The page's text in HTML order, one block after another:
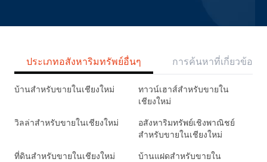
ประเภทอสังหาริมทรัพย์อื่นๆ การค้นหาที่เกี่ยวข้อง
บ้านสำหรับขายในเชียงใหม่
ทาวน์เฮาส์สำหรับขายใน
เชียงใหม่
วิลล่าสำหรับขายในเชียงใหม่
อสังหาริมทรัพย์เชิงพาณิชย์
สำหรับขายในเชียงใหม่
ที่ดินสำหรับขายในเชียงใหม่
บ้านแฝดสำหรับขายใน